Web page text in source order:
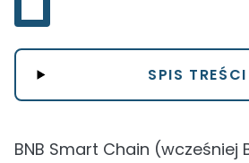
SPIS TREŚCI
BNB Smart Chain (wcześniej